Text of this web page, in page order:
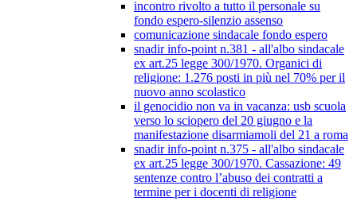
incontro rivolto a tutto il personale su
fondo espero-silenzio assenso
comunicazione sindacale fondo espero
snadir info-point n.381 - all'albo sindacale
ex art.25 legge 300/1970. Organici di
religione: 1.276 posti in più nel 70% per il
nuovo anno scolastico
il genocidio non va in vacanza: usb scuola
verso lo sciopero del 20 giugno e la
manifestazione disarmiamoli del 21 a roma
snadir info-point n.375 - all'albo sindacale
ex art.25 legge 300/1970. Cassazione: 49
sentenze contro l’abuso dei contratti a
termine per i docenti di religione